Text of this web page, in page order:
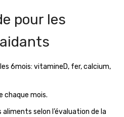
pour les
6mois: vitamineD, fer, calcium,
chaque mois.
selon l’évaluation de la